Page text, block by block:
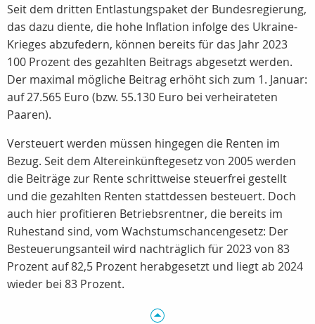
Seit dem dritten Entlastungspaket der Bundesregierung,
das dazu diente, die hohe Inflation infolge des Ukraine-
Krieges abzufedern, können bereits für das Jahr 2023
100 Prozent des gezahlten Beitrags abgesetzt werden.
Der maximal mögliche Beitrag erhöht sich zum 1. Januar:
auf 27.565 Euro (bzw. 55.130 Euro bei verheirateten
Paaren).
Versteuert werden müssen hingegen die Renten im
Bezug. Seit dem Altereinkünftegesetz von 2005 werden
die Beiträge zur Rente schrittweise steuerfrei gestellt
und die gezahlten Renten stattdessen besteuert. Doch
auch hier profitieren Betriebsrentner, die bereits im
Ruhestand sind, vom Wachstumschancengesetz: Der
Besteuerungsanteil wird nachträglich für 2023 von 83
Prozent auf 82,5 Prozent herabgesetzt und liegt ab 2024
wieder bei 83 Prozent.